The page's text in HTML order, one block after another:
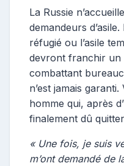
La Russie
demandeurs
réfugié ou l’asile
devront franchir un
combattant
n’est jamais garanti.
homme qui, après
finalement dû
« Une fois, je suis
m’ont demandé de